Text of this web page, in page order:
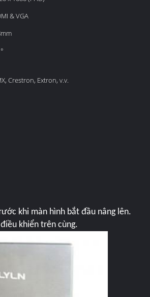
& VGA
Crestron, Extron, v.v.
khi màn hình bắt đầu nâng lên.
khiển trên cùng.